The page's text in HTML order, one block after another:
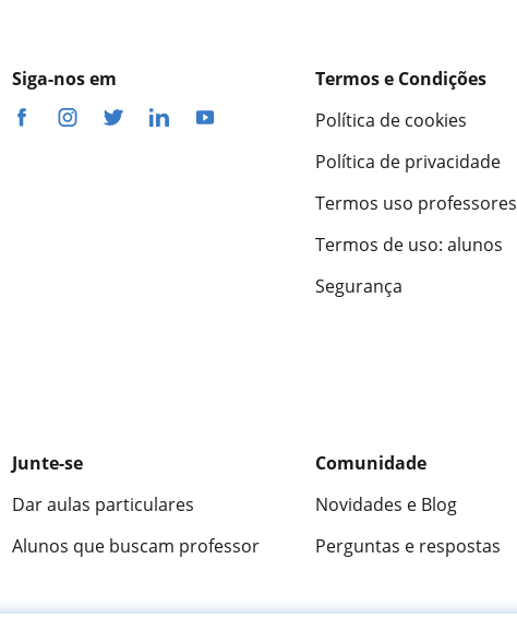
Siga-nos em
Termos e Condições
Política de cookies
Política de privacidade
Termos uso professores
Termos de uso: alunos
Segurança
Junte-se
Dar aulas particulares
Alunos que buscam professor
Comunidade
Novidades e Blog
Perguntas e respostas